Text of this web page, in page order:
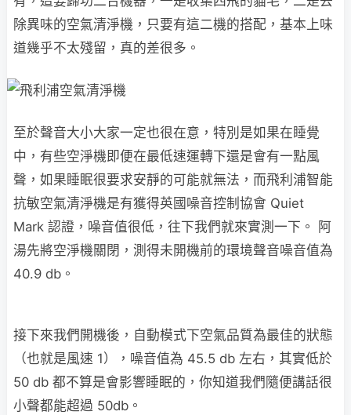
除異味的空氣清淨機，只要有這二機的搭配，基本上味
道幾乎不太殘留，真的差很多。
至於聲音大小大家一定也很在意，特別是如果在睡覺
中，有些空淨機即便在最低速運轉下還是會有一點風
聲，如果睡眠很要求安靜的可能就無法，而飛利浦智能
抗敏空氣清淨機是有獲得英國噪音控制協會 Quiet
Mark 認證，噪音值很低，往下我們就來實測一下。 阿
湯先將空淨機關閉，測得未開機前的環境聲音噪音值為
40.9 db。
接下來我們開機後，自動模式下空氣品質為最佳的狀態
（也就是風速 1），噪音值為 45.5 db 左右，其實低於
50 db 都不算是會影響睡眠的，你知道我們隨便講話很
小聲都能超過 50db。